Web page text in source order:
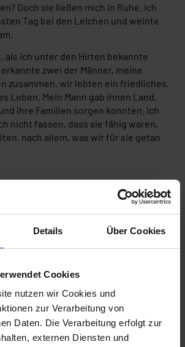
Details Über Cookies
Cookies
nutzen wir Cookies und
zur Verarbeitung von
Daten. Die Verarbeitung erfolgt zur
externen Diensten und
Doch sie ließen mich in Ruhe. Ich
Tag bei den Leichen und weinte
als ich unter den Hirten bekannte
zwei der Männer, meine
zusammen, wir lebten ein friedliches,
Leben. Mein Mann gab ihnen Land,
ihre Familien sorgen konnten. Ich
nicht fassen, dass sie fähig waren,
nach allem, was wir für sie getan